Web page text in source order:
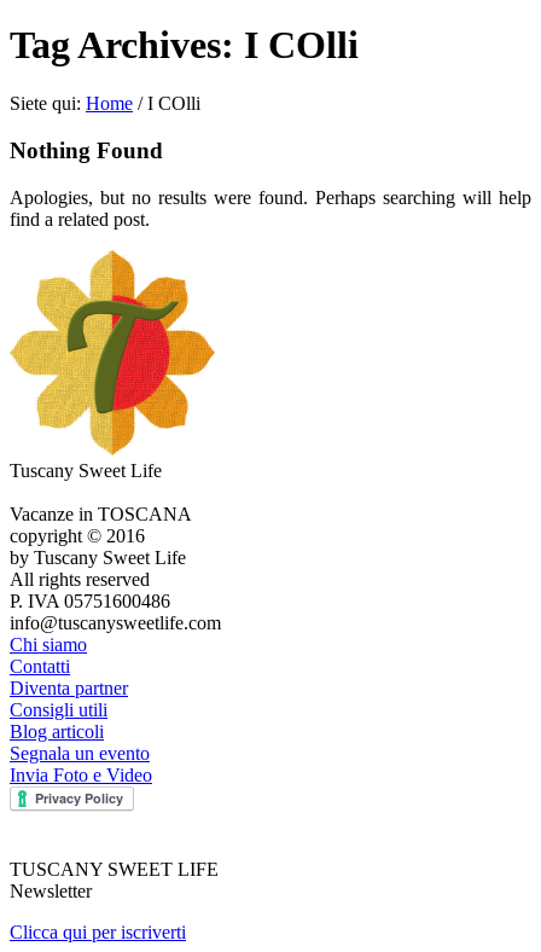
Tag Archives: I COlli
Siete qui: Home / I COlli
Nothing Found
Apologies, but no results were found. Perhaps searching will help
find a related post.
Tuscany Sweet Life
Vacanze in TOSCANA
copyright © 2016
by Tuscany Sweet Life
All rights reserved
P. IVA 05751600486
info@tuscanysweetlife.com
Chi siamo
Contatti
Diventa partner
Consigli utili
Blog articoli
Segnala un evento
Invia Foto e Video
TUSCANY SWEET LIFE
Newsletter
Clicca qui per iscriverti